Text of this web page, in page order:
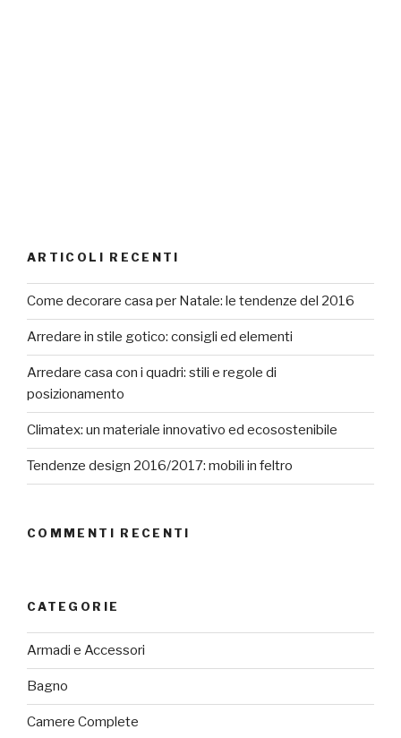
ARTICOLI RECENTI
Come decorare casa per Natale: le tendenze del 2016
Arredare in stile gotico: consigli ed elementi
Arredare casa con i quadri: stili e regole di
posizionamento
Climatex: un materiale innovativo ed ecosostenibile
Tendenze design 2016/2017: mobili in feltro
COMMENTI RECENTI
CATEGORIE
Armadi e Accessori
Bagno
Camere Complete